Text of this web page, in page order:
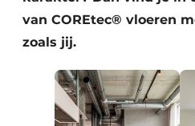
van COREtec® vloeren
zoals jij.